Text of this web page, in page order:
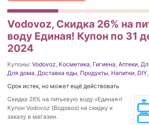
Vodovoz, Скидка 26% на
воду Единая! Купон по 31
2024
Купоны: Vodovoz, Косметика, Гигиена, Аптеки,
Для дома, Доставка еды, Продукты, Напитки, DIY,
Срок истек, но может ещё действовать
Скидка 26% на питьевую воду «Единая»!
Купон Vodovoz (Водовоз) на скидку к
заказу в магазин.